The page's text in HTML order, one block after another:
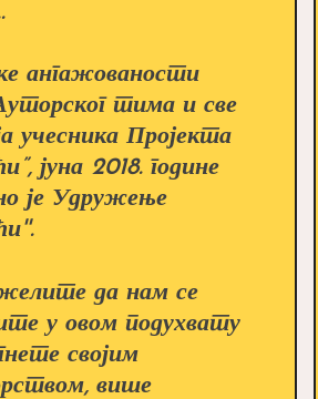
ангажованости
тима и све
учесника Пројекта
јуна 2018. године
је Удружење
да нам се
у овом подухвату
својим
више